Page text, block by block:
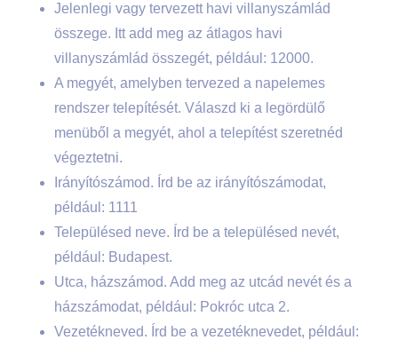
Jelenlegi vagy tervezett havi villanyszámlád
összege. Itt add meg az átlagos havi
villanyszámlád összegét, például: 12000.
A megyét, amelyben tervezed a napelemes
rendszer telepítését. Válaszd ki a legördülő
menüből a megyét, ahol a telepítést szeretnéd
végeztetni.
Irányítószámod. Írd be az irányítószámodat,
például: 1111
Településed neve. Írd be a településed nevét,
például: Budapest.
Utca, házszámod. Add meg az utcád nevét és a
házszámodat, például: Pokróc utca 2.
Vezetékneved. Írd be a vezetéknevedet, például: